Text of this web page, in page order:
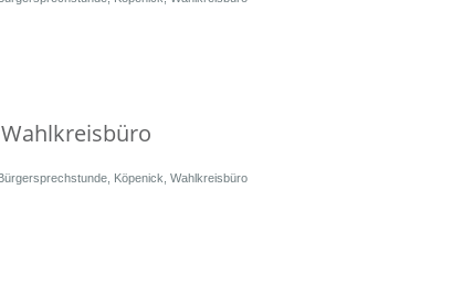
Köpenick Wahlkreisbüro